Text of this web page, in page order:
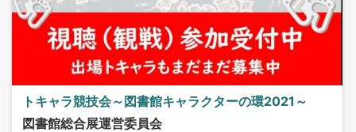
トキャラ競技会～図書館キャラクターの環2021～
図書館総合展運営委員会